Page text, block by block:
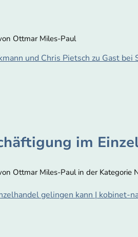
Ottmar Miles-Paul
und Chris Pietsch zu Gast
im
Ottmar Miles-Paul in der Kategorie
gelingen kann | kobinet-